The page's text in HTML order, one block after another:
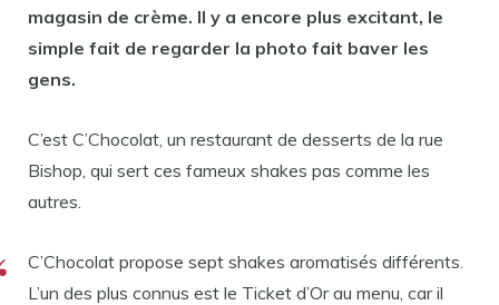
magasin de crème. Il y a encore plus excitant, le
simple fait de regarder la photo fait baver les
gens.
C’est C’Chocolat, un restaurant de desserts de la rue
Bishop, qui sert ces fameux shakes pas comme les
autres.
C’Chocolat propose sept shakes aromatisés différents.
L’un des plus connus est le Ticket d’Or au menu, car il